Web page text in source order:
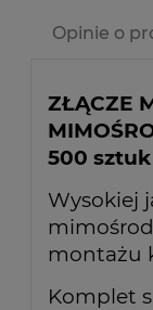
Opinie o
ZŁĄCZE
500 sztuk
Wysokiej
montażu
Komplet